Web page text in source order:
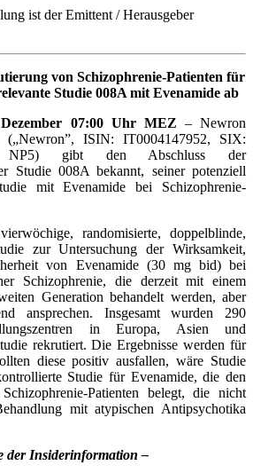
ist der Emittent / Herausgeber
von Schizophrenie-Patienten für
Studie 008A mit Evenamide ab
07:00 Uhr MEZ – Newron
(„Newron”, ISIN: IT0004147952, SIX:
NP5) gibt den Abschluss der
Studie 008A bekannt, seiner potenziell
mit Evenamide bei Schizophrenie-
randomisierte, doppelblinde,
zur Untersuchung der Wirksamkeit,
von Evenamide (30 mg bid) bei
Schizophrenie, die derzeit mit einem
Generation behandelt werden, aber
ansprechen. Insgesamt wurden 290
in Europa, Asien und
rekrutiert. Die Ergebnisse werden für
diese positiv ausfallen, wäre Studie
Studie für Evenamide, die den
Patienten belegt, die nicht
mit atypischen Antipsychotika
der Insiderinformation –